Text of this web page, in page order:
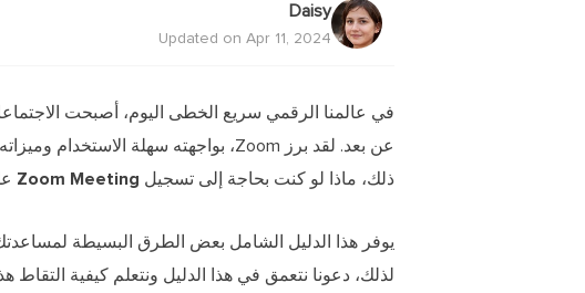
Daisy
Updated on Apr 11, 2024
في عالمنا الرقمي سريع الخطى اليوم، أصبحت
ذلك، ماذا لو كنت بحاجة إلى تسجيل Zoom Meeting على جهاز Mac
لذلك، دعونا نتعمق في هذا الدليل ونتعلم كيفية التقاط